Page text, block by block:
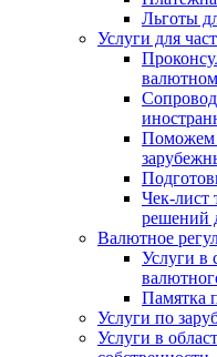
Льготы
Услуги для
Поможем
Чек-лист
решений
Валютное
Услуги в
Памятка
Услуги по
Услуги в